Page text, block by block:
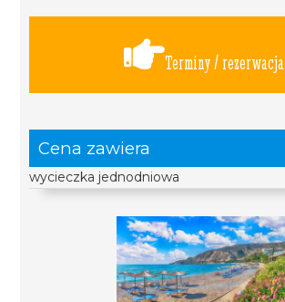
Terminy / rezerwacja
Cena zawiera
wycieczka jednodniowa